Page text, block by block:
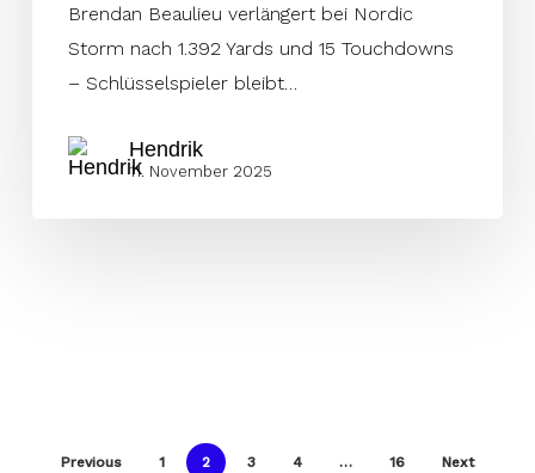
Brendan Beaulieu verlängert bei Nordic
Storm nach 1.392 Yards und 15 Touchdowns
– Schlüsselspieler bleibt…
Hendrik
11. November 2025
Previous 1 2 3 4 … 16 Next